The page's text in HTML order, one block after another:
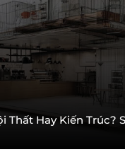
Thất Hay Kiến Trúc?